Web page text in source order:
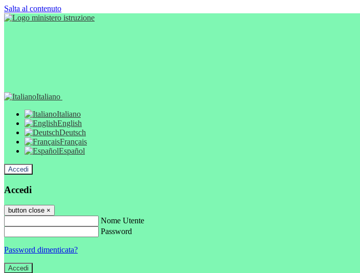
Salta al contenuto
Italiano
Italiano
English
Deutsch
Français
Español
Accedi
Accedi
button close ×
Nome Utente
Password
Password dimenticata?